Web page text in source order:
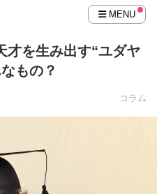
MENU
才を生み出す“ユダヤ
もの？
コラム